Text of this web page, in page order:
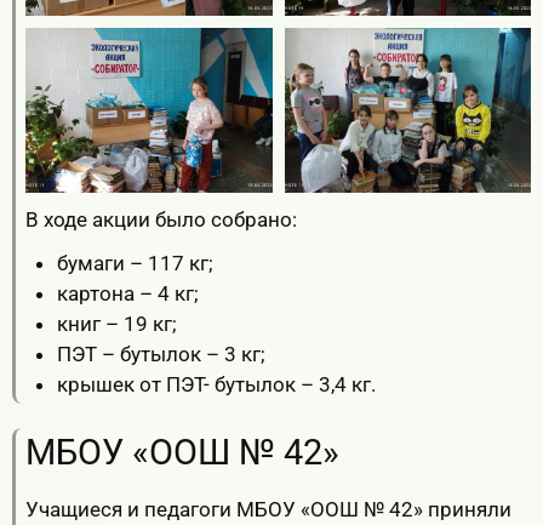
В ходе акции было собрано:
бумаги – 117 кг;
картона – 4 кг;
книг – 19 кг;
ПЭТ – бутылок – 3 кг;
крышек от ПЭТ- бутылок – 3,4 кг.
МБОУ «ООШ № 42»
Учащиеся и педагоги МБОУ «ООШ № 42» приняли